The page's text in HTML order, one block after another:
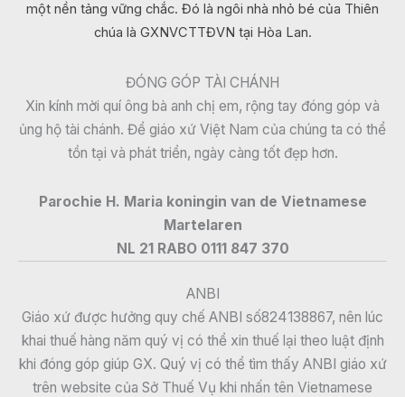
một nền tảng vững chắc. Đó là ngôi nhà nhỏ bé của Thiên
chúa là GXNVCTTĐVN tại Hòa Lan.
ĐÓNG GÓP TÀI CHÁNH
Xin kính mời quí ông bà anh chị em, rộng tay đóng góp và
ủng hộ tài chánh. Để giáo xứ Việt Nam của chúng ta có thể
tồn tại và phát triển, ngày càng tốt đẹp hơn.
Parochie H. Maria koningin van de Vietnamese
Martelaren
NL 21 RABO 0111 847 370
ANBI
Giáo xứ được hưởng quy chế ANBI số824138867, nên lúc
khai thuế hàng năm quý vị có thể xin thuế lại theo luật định
khi đóng góp giúp GX. Quý vị có thể tìm thấy ANBI giáo xứ
trên website của Sở Thuế Vụ khi nhấn tên Vietnamese